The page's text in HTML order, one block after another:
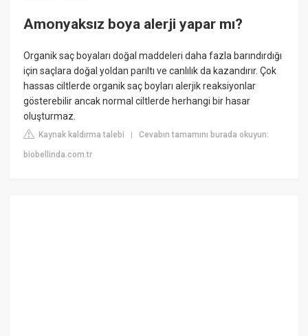
Amonyaksız boya alerji yapar mı?
Organik saç boyaları doğal maddeleri daha fazla barındırdığı
için saçlara doğal yoldan parıltı ve canlılık da kazandırır. Çok
hassas ciltlerde organik saç boyları alerjik reaksiyonlar
gösterebilir ancak normal ciltlerde herhangi bir hasar
oluşturmaz.
Kaynak kaldırma talebi |Cevabın tamamını burada okuyun:
biobellinda.com.tr